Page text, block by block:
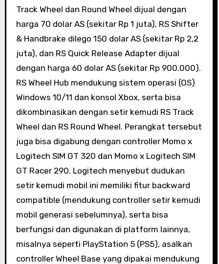
Track Wheel dan Round Wheel dijual dengan
harga 70 dolar AS (sekitar Rp 1 juta), RS Shifter
& Handbrake dilego 150 dolar AS (sekitar Rp 2,2
juta), dan RS Quick Release Adapter dijual
dengan harga 60 dolar AS (sekitar Rp 900.000).
RS Wheel Hub mendukung sistem operasi (OS)
Windows 10/11 dan konsol Xbox, serta bisa
dikombinasikan dengan setir kemudi RS Track
Wheel dan RS Round Wheel. Perangkat tersebut
juga bisa digabung dengan controller Momo x
Logitech SIM GT 320 dan Momo x Logitech SIM
GT Racer 290. Logitech menyebut dudukan
setir kemudi mobil ini memiliki fitur backward
compatible (mendukung controller setir kemudi
mobil generasi sebelumnya), serta bisa
berfungsi dan digunakan di platform lainnya,
misalnya seperti PlayStation 5 (PS5), asalkan
controller Wheel Base yang dipakai mendukung